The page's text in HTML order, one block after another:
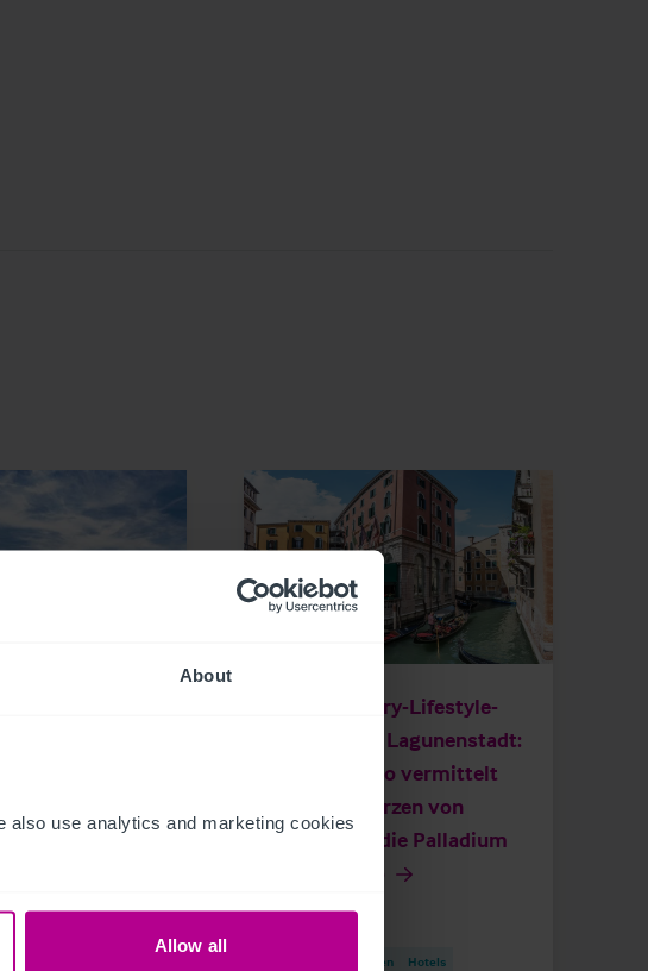
About
use analytics and marketing cookies
Allow all
Neues Luxury-Lifestyle-
Hotel in der Lagunenstadt:
Christie & Co vermittelt
Hotel im Herzen von
Venedig an die Palladium
Pressemitteilungen
Hotels